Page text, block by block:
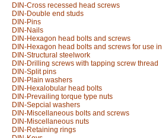
DIN-Cross recessed head screws
DIN-Double end studs
DIN-Pins
DIN-Nails
DIN-Hexagon head bolts and screws
DIN-Hexagon head bolts and screws for use in
DIN-Structural steelwork
DIN-Drilling screws with tapping screw thread
DIN-Split pins
DIN-Plain washers
DIN-Hexalobular head bolts
DIN-Prevailing torque type nuts
DIN-Sepcial washers
DIN-Miscellaneous bolts and screws
DIN-Miscellaneous nuts
DIN-Retaining rings